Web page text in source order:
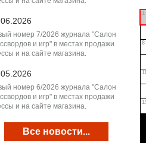
номер 7/2026 журнала "Салон
и игр" в местах продажи
и на сайте магазина.
номер 6/2026 журнала "Салон
и игр" в местах продажи
и на сайте магазина.
Все новости...
1
8